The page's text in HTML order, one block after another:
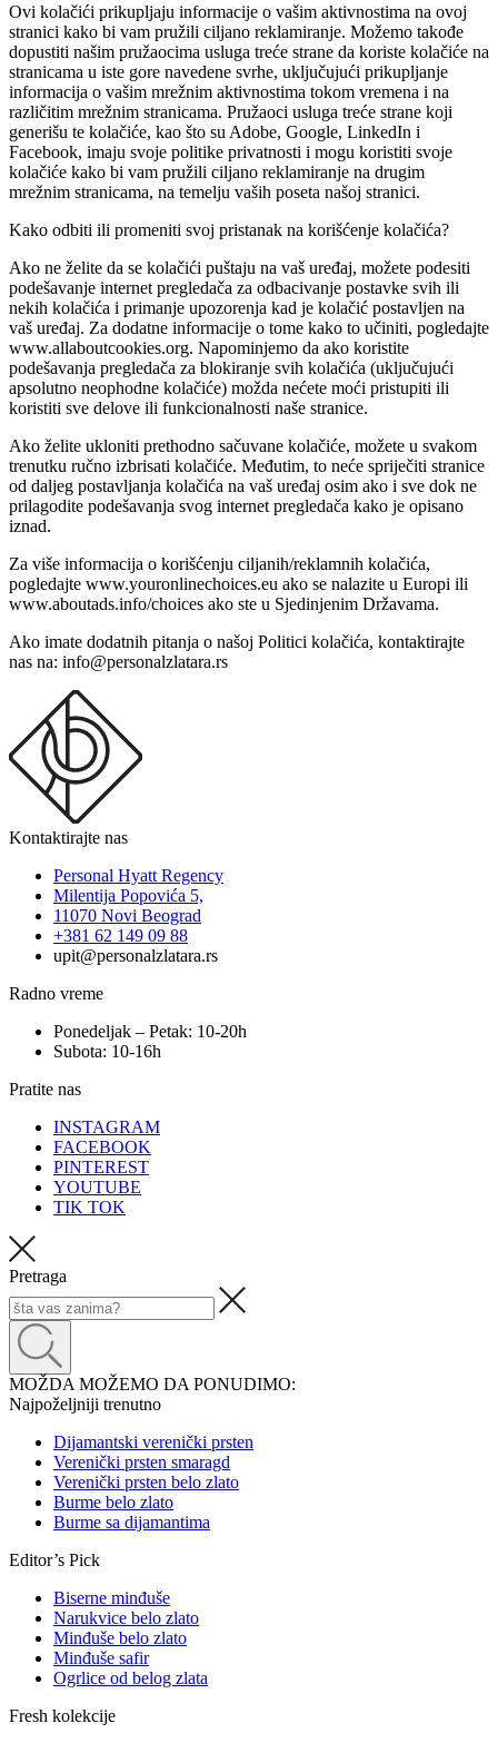
Ovi kolačići prikupljaju informacije o vašim aktivnostima na ovoj
stranici kako bi vam pružili ciljano reklamiranje. Možemo takođe
dopustiti našim pružaocima usluga treće strane da koriste kolačiće na
stranicama u iste gore navedene svrhe, uključujući prikupljanje
informacija o vašim mrežnim aktivnostima tokom vremena i na
različitim mrežnim stranicama. Pružaoci usluga treće strane koji
generišu te kolačiće, kao što su Adobe, Google, LinkedIn i
Facebook, imaju svoje politike privatnosti i mogu koristiti svoje
kolačiće kako bi vam pružili ciljano reklamiranje na drugim
mrežnim stranicama, na temelju vaših poseta našoj stranici.
Kako odbiti ili promeniti svoj pristanak na korišćenje kolačića?
Ako ne želite da se kolačići puštaju na vaš uređaj, možete podesiti
podešavanje internet pregledača za odbacivanje postavke svih ili
nekih kolačića i primanje upozorenja kad je kolačić postavljen na
vaš uređaj. Za dodatne informacije o tome kako to učiniti, pogledajte
www.allaboutcookies.org. Napominjemo da ako koristite
podešavanja pregledača za blokiranje svih kolačića (uključujući
apsolutno neophodne kolačiće) možda nećete moći pristupiti ili
koristiti sve delove ili funkcionalnosti naše stranice.
Ako želite ukloniti prethodno sačuvane kolačiće, možete u svakom
trenutku ručno izbrisati kolačiće. Međutim, to neće spriječiti stranice
od daljeg postavljanja kolačića na vaš uređaj osim ako i sve dok ne
prilagodite podešavanja svog internet pregledača kako je opisano
iznad.
Za više informacija o korišćenju ciljanih/reklamnih kolačića,
pogledajte www.youronlinechoices.eu ako se nalazite u Europi ili
www.aboutads.info/choices ako ste u Sjedinjenim Državama.
Ako imate dodatnih pitanja o našoj Politici kolačića, kontaktirajte
nas na: info@personalzlatara.rs
Kontaktirajte nas
Personal Hyatt Regency
Milentija Popovića 5,
11070 Novi Beograd
+381 62 149 09 88
upit@personalzlatara.rs
Radno vreme
Ponedeljak – Petak: 10-20h
Subota: 10-16h
Pratite nas
INSTAGRAM
FACEBOOK
PINTEREST
YOUTUBE
TIK TOK
Pretraga
MOŽDA MOŽEMO DA PONUDIMO:
Najpoželjniji trenutno
Dijamantski verenički prsten
Verenički prsten smaragd
Verenički prsten belo zlato
Burme belo zlato
Burme sa dijamantima
Editor’s Pick
Biserne minđuše
Narukvice belo zlato
Minđuše belo zlato
Minđuše safir
Ogrlice od belog zlata
Fresh kolekcije